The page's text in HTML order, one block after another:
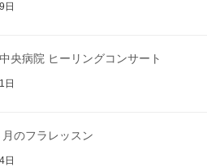
日
央病院 ヒーリングコンサート
日
月のフラレッスン
日